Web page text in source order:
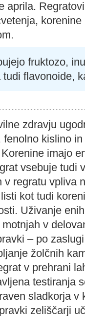
aprila.
fruktozo,
flavonoide,
zdravju
kislino
imajo
vsebuje tudi
v regratu vpliva
kot tudi
Uživanje
v
– po
žolčnih
v prehrani
testiranja
sladkorja v
zeliščarji